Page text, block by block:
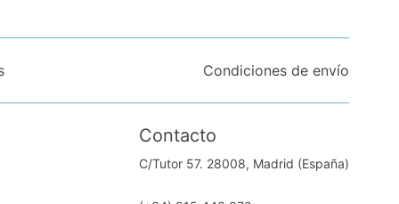
Condiciones de envío
Contacto
C/Tutor 57. 28008, Madrid (España)